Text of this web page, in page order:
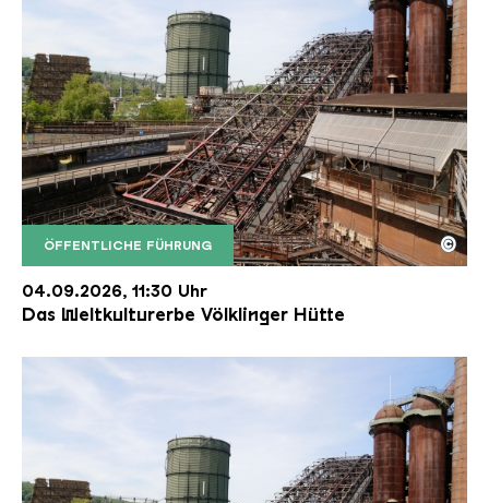
ÖFFENTLICHE FÜHRUNG
Der Erzschrägaufzug der Völklinger Hütte mit
Copyright: Weltkulturerbe Völklinger Hütte | Karl
©
04.09.2026, 11:30 Uhr
Das Weltkulturerbe Völklinger Hütte